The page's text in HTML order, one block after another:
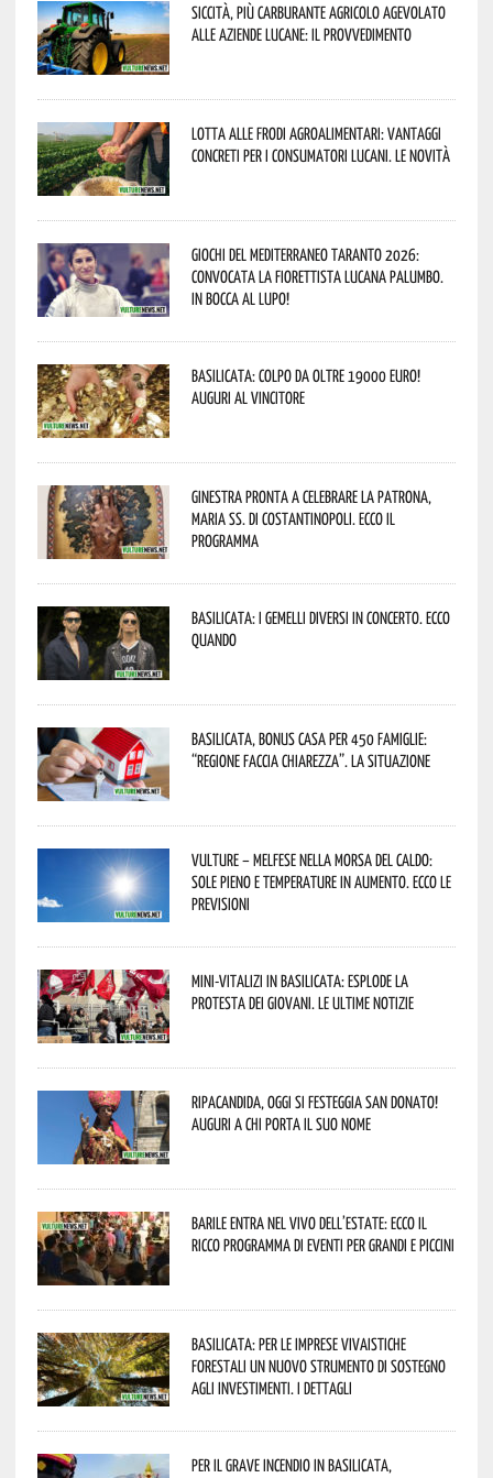
Siccità, più carburante agricolo agevolato
alle aziende lucane: il provvedimento
Lotta alle frodi agroalimentari: vantaggi
concreti per i consumatori lucani. Le novità
Giochi del Mediterraneo Taranto 2026:
convocata la fiorettista lucana Palumbo.
In bocca al lupo!
Basilicata: colpo da oltre 19000 Euro!
Auguri al vincitore
Ginestra pronta a celebrare la Patrona,
Maria SS. di Costantinopoli. Ecco il
programma
Basilicata: i Gemelli DiVersi in concerto. Ecco
quando
Basilicata, Bonus casa per 450 famiglie:
“Regione faccia chiarezza”. La situazione
Vulture – melfese nella morsa del caldo:
sole pieno e temperature in aumento. Ecco le
previsioni
Mini-vitalizi in Basilicata: esplode la
protesta dei giovani. Le ultime notizie
Ripacandida, oggi si festeggia San Donato!
Auguri a chi porta il suo nome
Barile entra nel vivo dell’estate: ecco il
ricco programma di eventi per grandi e piccini
Basilicata: per le imprese vivaistiche
forestali un nuovo strumento di sostegno
agli investimenti. I dettagli
Per il grave incendio in Basilicata,